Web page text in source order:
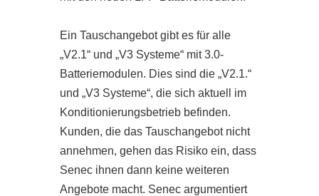
Ein Tauschangebot gibt es für alle
„V2.1“ und „V3 Systeme“ mit 3.0-
Batteriemodulen. Dies sind die „V2.1.“
und „V3 Systeme“, die sich aktuell im
Konditionierungsbetrieb befinden.
Kunden, die das Tauschangebot nicht
annehmen, gehen das Risiko ein, dass
Senec ihnen dann keine weiteren
Angebote macht. Senec argumentiert